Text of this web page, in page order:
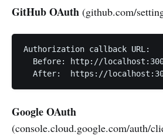
GitHub OAuth (github.com/
Authorization callback URL:
Before: http://
Google OAuth
(console.cloud.google.com/auth/